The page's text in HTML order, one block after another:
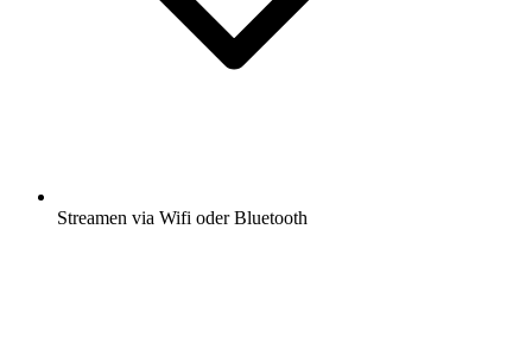
Streamen via Wifi oder Bluetooth